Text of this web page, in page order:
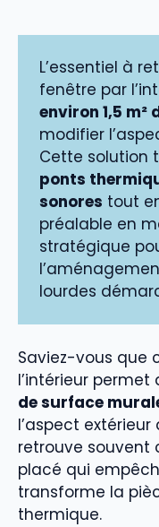
L’essentiel à
fenêtre par
environ 1,5
modifier
Cette solution
ponts
sonores tout
préalable en
stratégique
lourdes
Saviez-vous que
l’intérieur permet
de surface
l’aspect
retrouve souvent
placé qui
transforme la
thermique.